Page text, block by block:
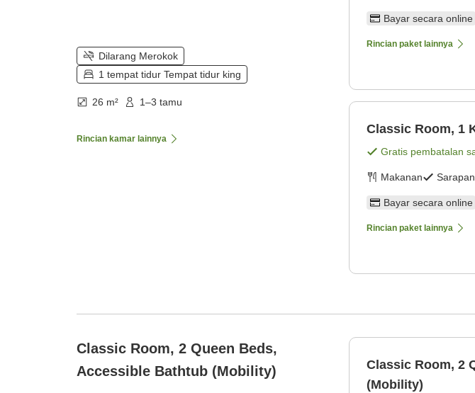
Dilarang Merokok
1 tempat tidur Tempat tidur king
26 m² 1–3 tamu
Rincian kamar lainnya
Bayar secara online
Rincian paket lainnya
Classic Room, 1
Gratis pembatalan
Makanan Sarapan
Bayar secara online
Rincian paket lainnya
Classic Room, 2 Queen Beds,
Accessible Bathtub (Mobility)
Classic Room, 2
(Mobility)